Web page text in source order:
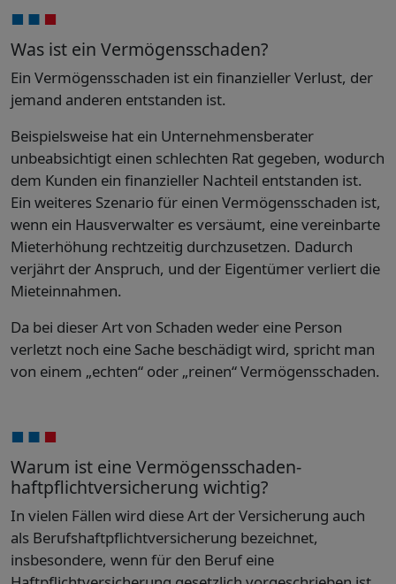
Was ist ein Vermögensschaden?
Ein Vermögensschaden ist ein finanzieller Verlust, der
jemand anderen entstanden ist.
Beispielsweise hat ein Unternehmensberater
unbeabsichtigt einen schlechten Rat gegeben, wodurch
dem Kunden ein finanzieller Nachteil entstanden ist.
Ein weiteres Szenario für einen Vermögensschaden ist,
wenn ein Hausverwalter es versäumt, eine vereinbarte
Mieterhöhung rechtzeitig durchzusetzen. Dadurch
verjährt der Anspruch, und der Eigentümer verliert die
Mieteinnahmen.
Da bei dieser Art von Schaden weder eine Person
verletzt noch eine Sache beschädigt wird, spricht man
von einem „echten“ oder „reinen“ Vermögensschaden.
Warum ist eine Vermögensschaden­
haftpflichtversicherung wichtig?
In vielen Fällen wird diese Art der Versicherung auch
als Berufshaftpflichtversicherung bezeichnet,
insbesondere, wenn für den Beruf eine